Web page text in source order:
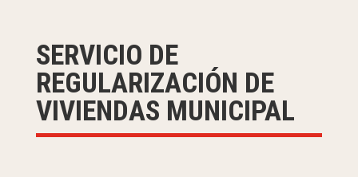
SERVICIO DE
REGULARIZACIÓN DE
VIVIENDAS MUNICIPAL